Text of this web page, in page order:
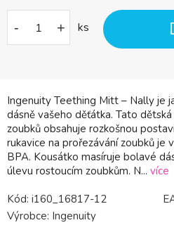
Ingenuity Teething Mitt – Nally je
dásně vašeho děťátka. Tato
zoubků obsahuje rozkošnou
rukavice na prořezávání zoubků je
BPA. Kousátko masíruje bolavé
úlevu rostoucím zoubkům. N... více
- + ks
Kód: i160_16817-12
Výrobce: Ingenuity